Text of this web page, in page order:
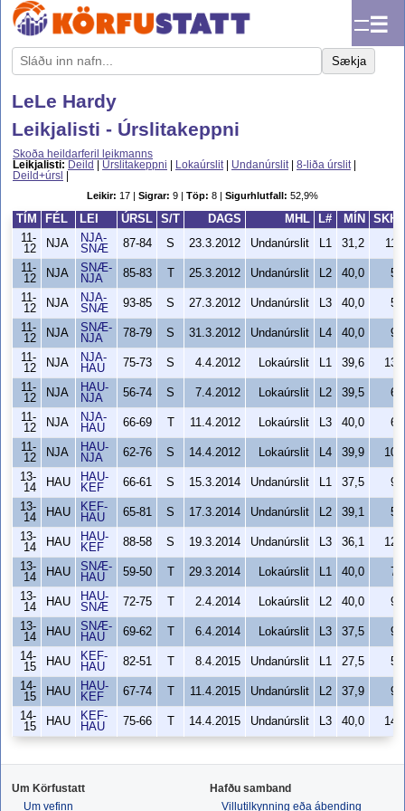
☰
Sækja
LeLe Hardy
Leikjalisti - Úrslitakeppni
Skoða heildarferil leikmanns
Leikjalisti: Deild Úrslitakeppni Lokaúrslit| Undanúrslit| 8-liða úrslit|
Deild+úrsl
Leikir: 17 | Sigrar: 9 | Töp: 8 | Sigurhlutfall: 52,9%
TÍM FÉL LEI ÚRSL S/T DAGS MHL L# MÍN
SKH
11-
12
NJA
NJA-
SNÆ
87-84 S 23.3.2012 Undanúrslit L1 31,2
11
11-
12
NJA
SNÆ-
NJA
85-83 25.3.2012 Undanúrslit L2 40,0
5
11-
12
NJA
NJA-
SNÆ
93-85 S 27.3.2012 Undanúrslit L3 40,0
5
11-
12
NJA
SNÆ-
NJA
78-79 S 31.3.2012 Undanúrslit L4 40,0
9
11-
12
NJA
NJA-
HAU
75-73 S 4.4.2012 Lokaúrslit L1 39,6
13
11-
12
NJA
HAU-
NJA
56-74 S 7.4.2012 Lokaúrslit L2 39,5
6
11-
12
NJA
NJA-
HAU
66-69 11.4.2012 Lokaúrslit L3 40,0
6
11-
12
NJA
HAU-
NJA
62-76 S 14.4.2012 Lokaúrslit L4 39,9
10
13-
14
HAU
HAU-
KEF
66-61 S 15.3.2014 Undanúrslit L1 37,5
9
13-
14
HAU
KEF-
HAU
65-81 S 17.3.2014 Undanúrslit L2 39,1
5
13-
14
HAU
HAU-
KEF
88-58 S 19.3.2014 Undanúrslit L3 36,1
12
13-
14
HAU
SNÆ-
HAU
59-50 29.3.2014 Lokaúrslit L1 40,0
7
13-
14
HAU
HAU-
SNÆ
72-75 2.4.2014 Lokaúrslit L2 40,0
9
13-
14
HAU
SNÆ-
HAU
69-62 6.4.2014 Lokaúrslit L3 37,5
9
14-
15
HAU
KEF-
HAU
82-51 8.4.2015 Undanúrslit L1 27,5
5
14-
15
HAU
HAU-
KEF
67-74 11.4.2015 Undanúrslit L2 37,9
9
14-
15
HAU
KEF-
HAU
75-66 14.4.2015 Undanúrslit L3 40,0 14
Um Körfustatt
Um vefinn
Hafðu samband
Villutilkynning eða ábending